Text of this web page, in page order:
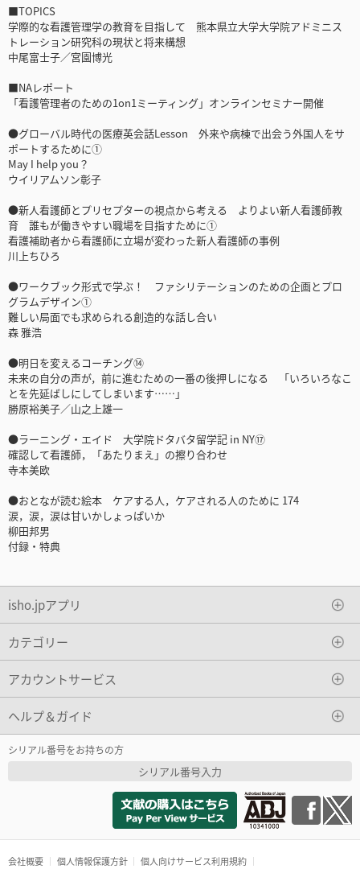
■TOPICS
学際的な看護管理学の教育を目指して 熊本県立大学大学院アドミニス
トレーション研究科の現状と将来構想
中尾富士子／宮園博光
■NAレポート
「看護管理者のための1on1ミーティング」オンラインセミナー開催
●グローバル時代の医療英会話Lesson 外来や病棟で出会う外国人をサ
ポートするために①
May I help you？
ウイリアムソン彰子
●新人看護師とプリセプターの視点から考える よりよい新人看護師教
育 誰もが働きやすい職場を目指すために①
看護補助者から看護師に立場が変わった新人看護師の事例
川上ちひろ
●ワークブック形式で学ぶ！ ファシリテーションのための企画とプロ
グラムデザイン①
難しい局面でも求められる創造的な話し合い
森 雅浩
●明日を変えるコーチング⑭
未来の自分の声が，前に進むための一番の後押しになる 「いろいろなこ
とを先延ばしにしてしまいます……」
勝原裕美子／山之上雄一
●ラーニング・エイド 大学院ドタバタ留学記 in NY⑰
確認して看護師，「あたりまえ」の擦り合わせ
寺本美欧
●おとなが読む絵本 ケアする人，ケアされる人のために 174
涙，涙，涙は甘いかしょっぱいか
柳田邦男
付録・特典
isho.jpアプリ
カテゴリー
アカウントサービス
ヘルプ＆ガイド
シリアル番号をお持ちの方
シリアル番号入力
会社概要 個人情報保護方針 個人向けサービス利用規約